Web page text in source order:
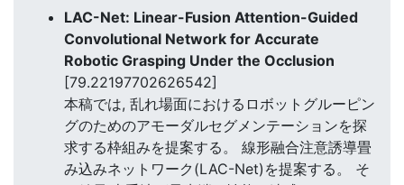
LAC-Net: Linear-Fusion Attention-Guided
Convolutional Network for Accurate
Robotic Grasping Under the Occlusion
[79.22197702626542]
本稿では, 乱れ場面におけるロボットグルーピン
グのためのアモーダルセグメンテーションを探
求する枠組みを提案する。 線形融合注意誘導畳
み込みネットワーク(LAC-Net)を提案する。 そ